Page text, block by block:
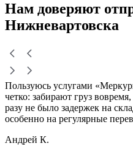
Нам доверяют
Нижневартовска
Пользуюсь услугами
четко: забирают груз
разу не было задержек на
особенно на регулярные
Андрей К.